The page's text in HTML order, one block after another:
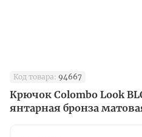
Код товара: 94667
Крючок Colombo Look
янтарная бронза